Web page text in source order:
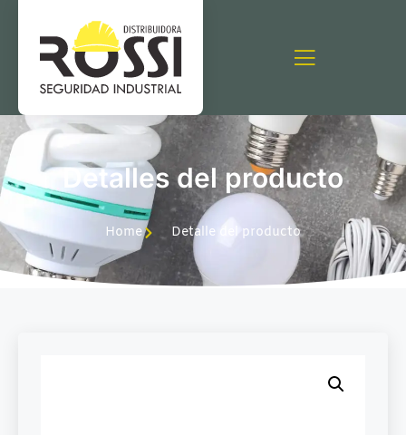
Detalles del producto
Home Detalle del producto